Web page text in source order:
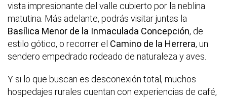
vista impresionante del valle cubierto por la neblina
matutina. Más adelante, podrás visitar juntas la
Basílica Menor de la Inmaculada Concepción, de
estilo gótico, o recorrer el Camino de la Herrera, un
sendero empedrado rodeado de naturaleza y aves.
Y si lo que buscan es desconexión total, muchos
hospedajes rurales cuentan con experiencias de café,